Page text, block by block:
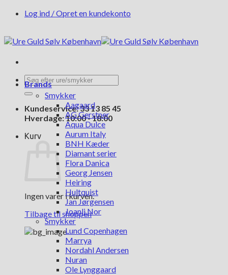
FortsætLog ind / Opret en kundekonto
Søg
efter:
Kundeservice: 33 13 85 45
Hverdage: 10:00 - 18:00
Kurv
Ingen varer i kurven.
Tilbage til shoppen
Brands
Smykker
Aagaard
AG Gerstner
Aqua Dulce
Aurum Italy
BNH Kæder
Diamant serier
Flora Danica
Georg Jensen
Heiring
Hultquist
Jan Jørgensen
Joanli Nor
Smykker
Lund Copenhagen
Marrya
Nordahl Andersen
Nuran
Ole Lynggaard